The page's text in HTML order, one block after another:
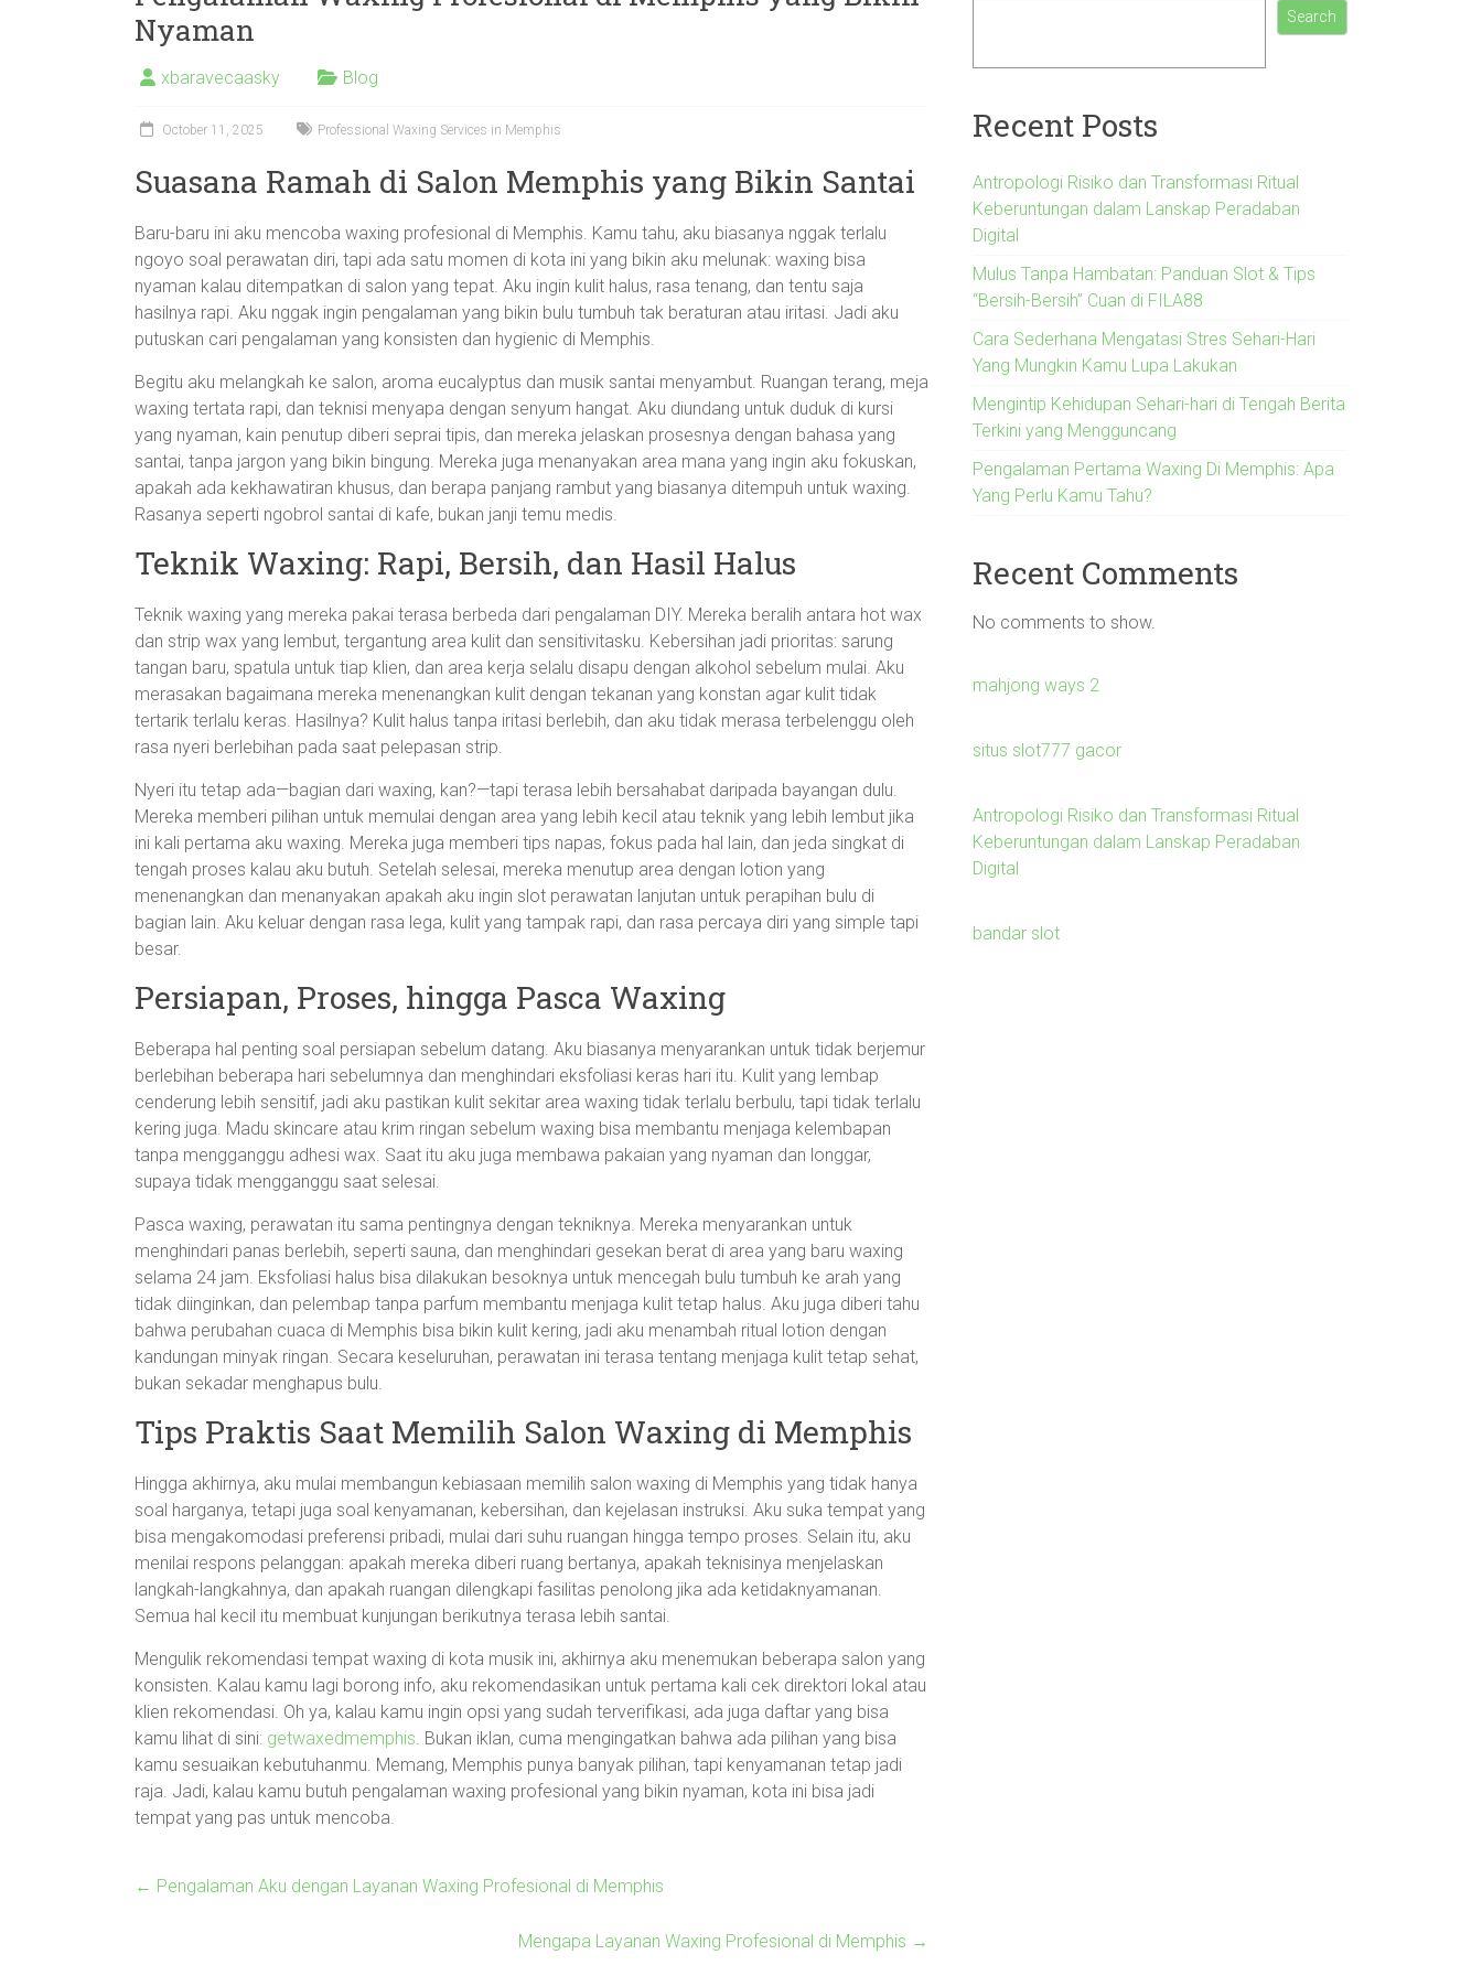
Nyaman
xbaravecaasky Blog
October 11, 2025 Professional Waxing Services in Memphis
Suasana Ramah di Salon Memphis yang Bikin Santai
Baru-baru ini aku mencoba waxing profesional di Memphis. Kamu tahu, aku biasanya nggak terlalu
ngoyo soal perawatan diri, tapi ada satu momen di kota ini yang bikin aku melunak: waxing bisa
nyaman kalau ditempatkan di salon yang tepat. Aku ingin kulit halus, rasa tenang, dan tentu saja
hasilnya rapi. Aku nggak ingin pengalaman yang bikin bulu tumbuh tak beraturan atau iritasi. Jadi aku
putuskan cari pengalaman yang konsisten dan hygienic di Memphis.
Begitu aku melangkah ke salon, aroma eucalyptus dan musik santai menyambut. Ruangan terang, meja
waxing tertata rapi, dan teknisi menyapa dengan senyum hangat. Aku diundang untuk duduk di kursi
yang nyaman, kain penutup diberi seprai tipis, dan mereka jelaskan prosesnya dengan bahasa yang
santai, tanpa jargon yang bikin bingung. Mereka juga menanyakan area mana yang ingin aku fokuskan,
apakah ada kekhawatiran khusus, dan berapa panjang rambut yang biasanya ditempuh untuk waxing.
Rasanya seperti ngobrol santai di kafe, bukan janji temu medis.
Teknik Waxing: Rapi, Bersih, dan Hasil Halus
Teknik waxing yang mereka pakai terasa berbeda dari pengalaman DIY. Mereka beralih antara hot wax
dan strip wax yang lembut, tergantung area kulit dan sensitivitasku. Kebersihan jadi prioritas: sarung
tangan baru, spatula untuk tiap klien, dan area kerja selalu disapu dengan alkohol sebelum mulai. Aku
merasakan bagaimana mereka menenangkan kulit dengan tekanan yang konstan agar kulit tidak
tertarik terlalu keras. Hasilnya? Kulit halus tanpa iritasi berlebih, dan aku tidak merasa terbelenggu oleh
rasa nyeri berlebihan pada saat pelepasan strip.
Nyeri itu tetap ada—bagian dari waxing, kan?—tapi terasa lebih bersahabat daripada bayangan dulu.
Mereka memberi pilihan untuk memulai dengan area yang lebih kecil atau teknik yang lebih lembut jika
ini kali pertama aku waxing. Mereka juga memberi tips napas, fokus pada hal lain, dan jeda singkat di
tengah proses kalau aku butuh. Setelah selesai, mereka menutup area dengan lotion yang
menenangkan dan menanyakan apakah aku ingin slot perawatan lanjutan untuk perapihan bulu di
bagian lain. Aku keluar dengan rasa lega, kulit yang tampak rapi, dan rasa percaya diri yang simple tapi
besar.
Persiapan, Proses, hingga Pasca Waxing
Beberapa hal penting soal persiapan sebelum datang. Aku biasanya menyarankan untuk tidak berjemur
berlebihan beberapa hari sebelumnya dan menghindari eksfoliasi keras hari itu. Kulit yang lembap
cenderung lebih sensitif, jadi aku pastikan kulit sekitar area waxing tidak terlalu berbulu, tapi tidak terlalu
kering juga. Madu skincare atau krim ringan sebelum waxing bisa membantu menjaga kelembapan
tanpa mengganggu adhesi wax. Saat itu aku juga membawa pakaian yang nyaman dan longgar,
supaya tidak mengganggu saat selesai.
Pasca waxing, perawatan itu sama pentingnya dengan tekniknya. Mereka menyarankan untuk
menghindari panas berlebih, seperti sauna, dan menghindari gesekan berat di area yang baru waxing
selama 24 jam. Eksfoliasi halus bisa dilakukan besoknya untuk mencegah bulu tumbuh ke arah yang
tidak diinginkan, dan pelembap tanpa parfum membantu menjaga kulit tetap halus. Aku juga diberi tahu
bahwa perubahan cuaca di Memphis bisa bikin kulit kering, jadi aku menambah ritual lotion dengan
kandungan minyak ringan. Secara keseluruhan, perawatan ini terasa tentang menjaga kulit tetap sehat,
bukan sekadar menghapus bulu.
Tips Praktis Saat Memilih Salon Waxing di Memphis
Hingga akhirnya, aku mulai membangun kebiasaan memilih salon waxing di Memphis yang tidak hanya
soal harganya, tetapi juga soal kenyamanan, kebersihan, dan kejelasan instruksi. Aku suka tempat yang
bisa mengakomodasi preferensi pribadi, mulai dari suhu ruangan hingga tempo proses. Selain itu, aku
menilai respons pelanggan: apakah mereka diberi ruang bertanya, apakah teknisinya menjelaskan
langkah-langkahnya, dan apakah ruangan dilengkapi fasilitas penolong jika ada ketidaknyamanan.
Semua hal kecil itu membuat kunjungan berikutnya terasa lebih santai.
Mengulik rekomendasi tempat waxing di kota musik ini, akhirnya aku menemukan beberapa salon yang
konsisten. Kalau kamu lagi borong info, aku rekomendasikan untuk pertama kali cek direktori lokal atau
klien rekomendasi. Oh ya, kalau kamu ingin opsi yang sudah terverifikasi, ada juga daftar yang bisa
kamu lihat di sini: getwaxedmemphis. Bukan iklan, cuma mengingatkan bahwa ada pilihan yang bisa
kamu sesuaikan kebutuhanmu. Memang, Memphis punya banyak pilihan, tapi kenyamanan tetap jadi
raja. Jadi, kalau kamu butuh pengalaman waxing profesional yang bikin nyaman, kota ini bisa jadi
tempat yang pas untuk mencoba.
← Pengalaman Aku dengan Layanan Waxing Profesional di Memphis
Mengapa Layanan Waxing Profesional di Memphis →
Search
Recent Posts
Antropologi Risiko dan Transformasi Ritual
Keberuntungan dalam Lanskap Peradaban
Digital
Mulus Tanpa Hambatan: Panduan Slot & Tips
“Bersih-Bersih” Cuan di FILA88
Cara Sederhana Mengatasi Stres Sehari-Hari
Yang Mungkin Kamu Lupa Lakukan
Mengintip Kehidupan Sehari-hari di Tengah Berita
Terkini yang Mengguncang
Pengalaman Pertama Waxing Di Memphis: Apa
Yang Perlu Kamu Tahu?
Recent Comments
No comments to show.
mahjong ways 2
situs slot777 gacor
Antropologi Risiko dan Transformasi Ritual
Keberuntungan dalam Lanskap Peradaban
Digital
bandar slot